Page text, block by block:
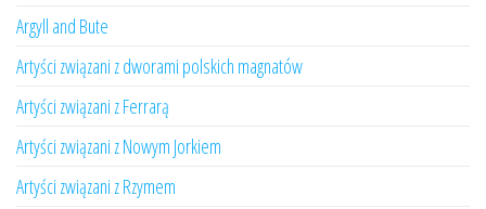
Argyll and Bute
Artyści związani z dworami polskich magnatów
Artyści związani z Ferrarą
Artyści związani z Nowym Jorkiem
Artyści związani z Rzymem